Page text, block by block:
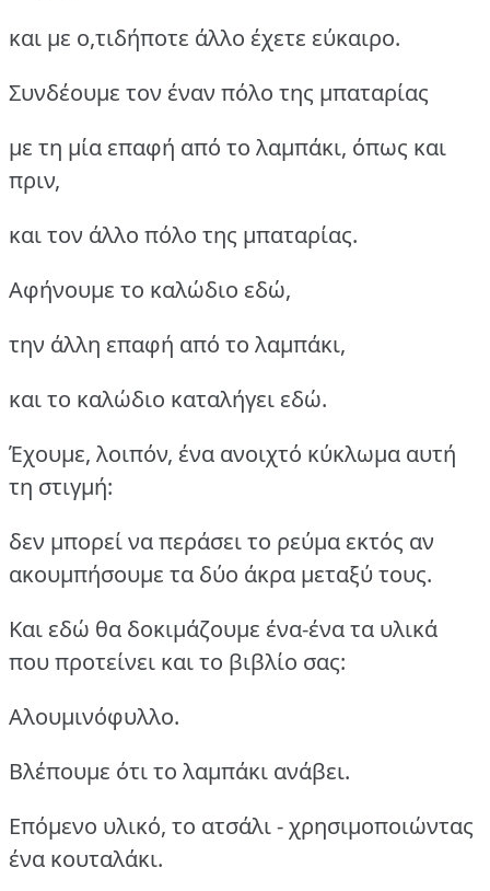
και με ο,τιδήποτε άλλο έχετε εύκαιρο.
Συνδέουμε τον έναν πόλο της μπαταρίας
με τη μία επαφή από το λαμπάκι, όπως και
πριν,
και τον άλλο πόλο της μπαταρίας.
Αφήνουμε το καλώδιο εδώ,
την άλλη επαφή από το λαμπάκι,
και το καλώδιο καταλήγει εδώ.
Έχουμε, λοιπόν, ένα ανοιχτό κύκλωμα αυτή
τη στιγμή:
δεν μπορεί να περάσει το ρεύμα εκτός αν
ακουμπήσουμε τα δύο άκρα μεταξύ τους.
Και εδώ θα δοκιμάζουμε ένα-ένα τα υλικά
που προτείνει και το βιβλίο σας:
Αλουμινόφυλλο.
Βλέπουμε ότι το λαμπάκι ανάβει.
Επόμενο υλικό, το ατσάλι - χρησιμοποιώντας
ένα κουταλάκι.